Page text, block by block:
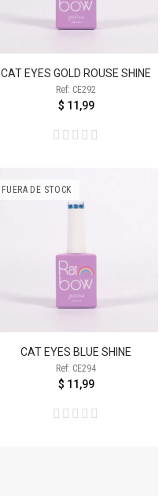
CAT EYES GOLD ROUSE SHINE
Ref: CE292
$ 11,99
FUERA DE STOCK
CAT EYES BLUE SHINE
Ref: CE294
$ 11,99